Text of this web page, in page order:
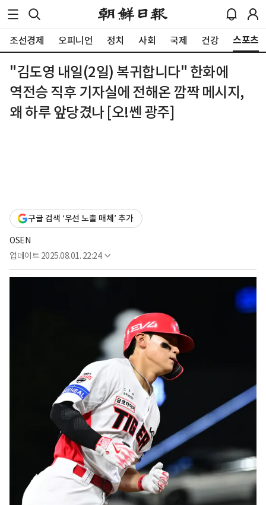
조선경제 오피니언 정치 사회 국제 건강 스포츠
"김도영 내일(2일) 복귀합니다" 한화에
역전승 직후 기자실에 전해온 깜짝 메시지,
왜 하루 앞당겼나 [오!쎈 광주]
구글 검색 ‘우선 노출 매체’ 추가
OSEN
업데이트 2025.08.01. 22:24